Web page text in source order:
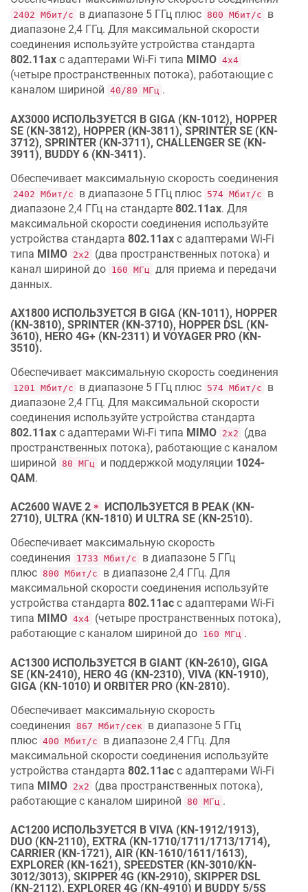
2402 Мбит/с в диапазоне 5 ГГц плюс 800 Мбит/с
в
диапазоне 2,4 ГГц. Для максимальной скорости
соединения используйте устройства стандарта
802.11ax с адаптерами Wi‐Fi типа MIMO 4х4
(четыре пространственных потока), работающие с
каналом шириной 40/80 МГц .
AX3000 ИСПОЛЬЗУЕТСЯ В GIGA (KN-1012), HOPPER
SE (KN-3812), HOPPER (KN-3811), SPRINTER SE (KN-
3712), SPRINTER (KN-3711), CHALLENGER SE (KN-
3911), BUDDY 6 (KN-3411).
Обеспечивает максимальную скорость соединения
2402 Мбит/с в диапазоне 5 ГГц плюс 574 Мбит/с
в
диапазоне 2,4 ГГц на стандарте 802.11ax. Для
максимальной скорости соединения используйте
устройства стандарта 802.11ax с адаптерами Wi‐Fi
типа MIMO 2х2
(два пространственных потока) и
канал шириной до 160 МГц
для приема и передачи
данных.
AX1800 ИСПОЛЬЗУЕТСЯ В GIGA (KN-1011), HOPPER
(KN-3810), SPRINTER (KN-3710), HOPPER DSL (KN-
3610), HERO 4G+ (KN-2311) И VOYAGER PRO (KN-
3510).
Обеспечивает максимальную скорость соединения
1201 Мбит/с в диапазоне 5 ГГц плюс 574 Мбит/с
в
диапазоне 2,4 ГГц. Для максимальной скорости
соединения используйте устройства стандарта
802.11ax с адаптерами Wi‐Fi типа MIMO 2х2
(два
пространственных потока), работающие с каналом
шириной 80 МГц и поддержкой модуляции 1024-
QAM.
AC2600 WAVE 2 *
ИСПОЛЬЗУЕТСЯ В PEAK (KN-
2710), ULTRA (KN-1810) И ULTRA SE (KN-2510).
Обеспечивает максимальную скорость
соединения
1733 Мбит/с
в диапазоне 5 ГГц
плюс 800 Мбит/с
в диапазоне 2,4 ГГц. Для
максимальной скорости соединения используйте
устройства стандарта 802.11aс с адаптерами Wi‐Fi
типа MIMO 4х4 (четыре пространственных потока),
работающие с каналом шириной до 160 МГц .
AC1300 ИСПОЛЬЗУЕТСЯ В GIANT (KN-2610), GIGA
SE (KN-2410), HERO 4G (KN-2310), VIVA (KN-1910),
GIGA (KN-1010) И ORBITER PRO (KN-2810).
Обеспечивает максимальную скорость
соединения 867 Мбит/сек
в диапазоне 5 ГГц
плюс 400 Мбит/с
в диапазоне 2,4 ГГц. Для
максимальной скорости соединения используйте
устройства стандарта 802.11aс с адаптерами Wi‐Fi
типа MIMO 2х2
(два пространственных потока),
работающие с каналом шириной 80 МГц .
AC1200 ИСПОЛЬЗУЕТСЯ В VIVA (KN-1912/1913),
DUO (KN-2110), EXTRA (KN-1710/1711/1713/1714),
CARRIER (KN-1721), AIR (KN-1610/1611/1613),
EXPLORER (KN-1621), SPEEDSTER (KN-3010/KN-
3012/3013), SKIPPER 4G (KN-2910), SKIPPER DSL
(KN-2112), EXPLORER 4G (KN-4910) И BUDDY 5/5S